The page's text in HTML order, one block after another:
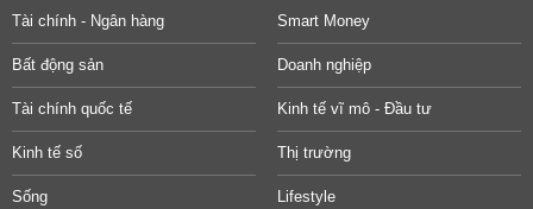
Tài chính - Ngân hàng Smart Money
Bất động sản Doanh nghiệp
Tài chính quốc tế Kinh tế vĩ mô - Đầu tư
Kinh tế số Thị trường
Sống Lifestyle